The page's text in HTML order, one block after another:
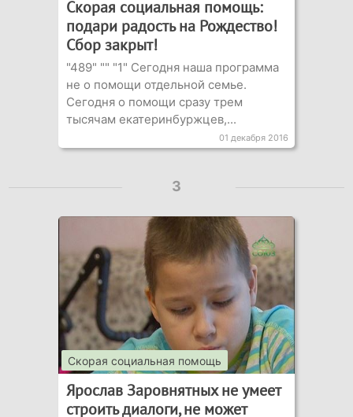
Скорая социальная помощь:
подари радость на Рождество!
Сбор закрыт!
"489" "" "1" Сегодня наша программа
не о помощи отдельной семье.
Сегодня о помощи сразу трем
тысячам екатеринбуржцев,...
01 декабря 2016
3
Скорая социальная помощь
Ярослав Заровнятных не умеет
строить диалоги, не может